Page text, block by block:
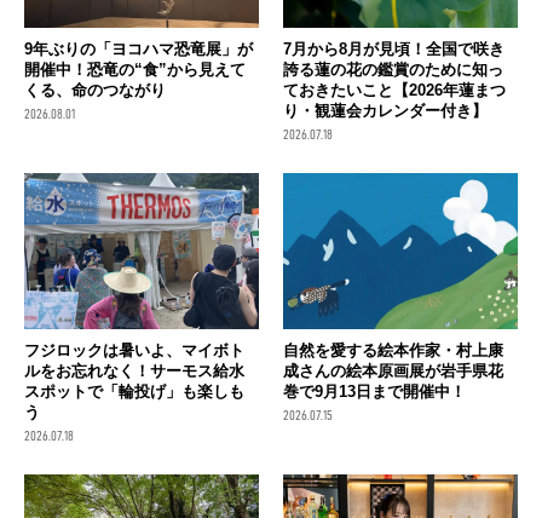
9年ぶりの「ヨコハマ恐竜展」が
開催中！恐竜の“食”から見えて
くる、命のつながり
2026.08.01
7月から8月が見頃！全国で咲き
誇る蓮の花の鑑賞のために知っ
ておきたいこと【2026年蓮まつ
り・観蓮会カレンダー付き】
2026.07.18
フジロックは暑いよ、マイボト
ルをお忘れなく！サーモス給水
スポットで「輪投げ」も楽しも
う
2026.07.18
自然を愛する絵本作家・村上康
成さんの絵本原画展が岩手県花
巻で9月13日まで開催中！
2026.07.15